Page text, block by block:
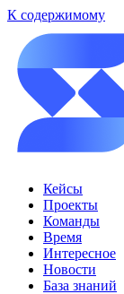
К содержимому
Кейсы
Проекты
Команды
Время
Интересное
Новости
База знаний